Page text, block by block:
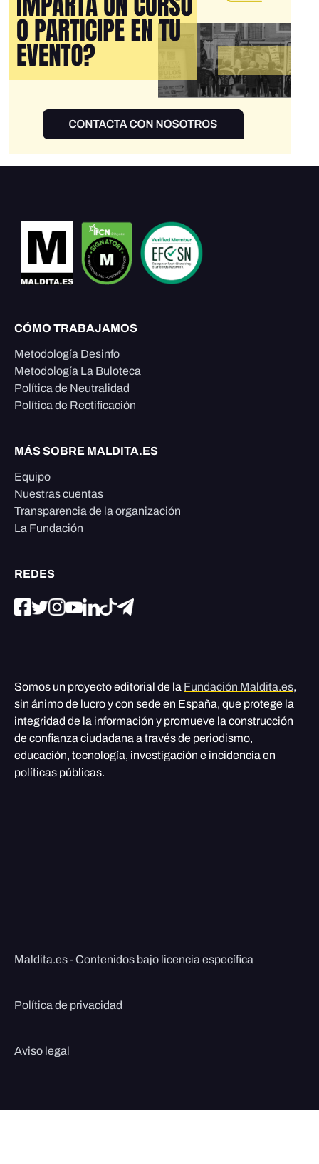
CÓMO TRABAJAMOS
Metodología Desinfo
Metodología La Buloteca
Política de Neutralidad
Política de Rectificación
MÁS SOBRE MALDITA.ES
Equipo
Nuestras cuentas
Transparencia de la organización
La Fundación
REDES
Somos un proyecto editorial de la Fundación Maldita.es,
sin ánimo de lucro y con sede en España, que protege la
integridad de la información y promueve la construcción
de confianza ciudadana a través de periodismo,
educación, tecnología, investigación e incidencia en
políticas públicas.
Maldita.es - Contenidos bajo licencia específica
Política de privacidad
Aviso legal